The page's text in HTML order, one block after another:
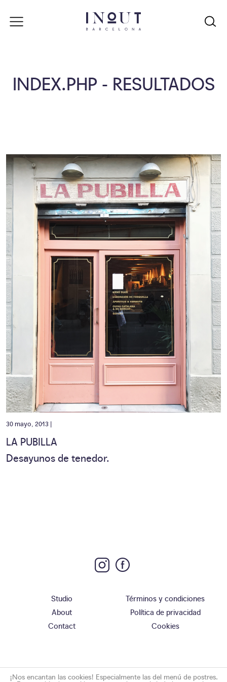
INDEX.PHP - RESULTADOS
30 mayo, 2013 |
LA PUBILLA
Desayunos de tenedor.
Studio
About
Contact
Términos y condiciones
Política de privacidad
Cookies
¡Nos encantan las cookies! Especialmente las del menú de postres.